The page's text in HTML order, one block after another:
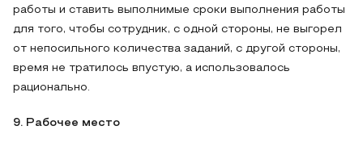
работы и ставить выполнимые сроки выполнения работы
для того, чтобы сотрудник, с одной стороны, не выгорел
от непосильного количества заданий, с другой стороны,
время не тратилось впустую, а использовалось
рационально.
9. Рабочее место